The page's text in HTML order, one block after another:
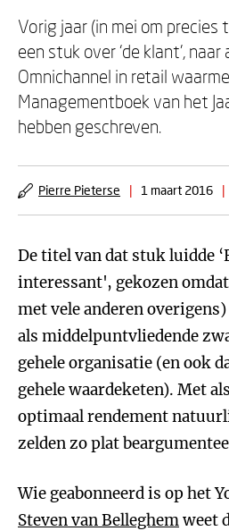
Vorig jaar (in mei om precies
een stuk over ‘de klant', naar
Omnichannel in retail
Managementboek van het
hebben geschreven.
Pierre Pieterse | 1 maart 2016 |
De titel van dat stuk luidde
interessant', gekozen omdat
met vele anderen
als middelpuntvliedende
gehele organisatie (en ook
gehele waardeketen). Met
optimaal rendement
zelden zo plat
Wie geabonneerd is op het
Steven van Belleghemweet